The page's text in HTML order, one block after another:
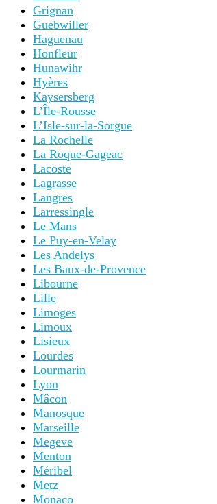
Grignan
Guebwiller
Haguenau
Honfleur
Hunawihr
Hyères
Kaysersberg
L’Île-Rousse
L’Isle-sur-la-Sorgue
La Rochelle
La Roque-Gageac
Lacoste
Lagrasse
Langres
Larressingle
Le Mans
Le Puy-en-Velay
Les Andelys
Les Baux-de-Provence
Libourne
Lille
Limoges
Limoux
Lisieux
Lourdes
Lourmarin
Lyon
Mâcon
Manosque
Marseille
Megeve
Menton
Méribel
Metz
Monaco